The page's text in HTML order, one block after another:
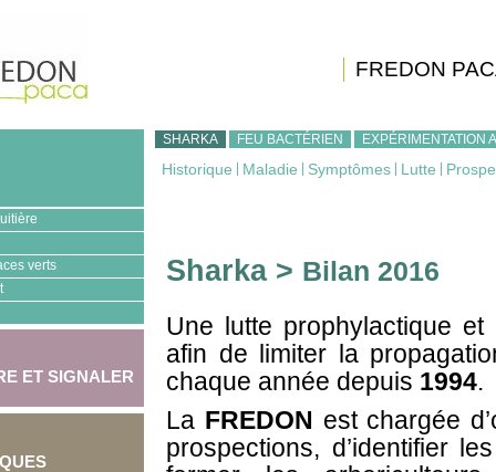
FREDON
verts
ET SIGNALER
SHARKA FEU BACTÉRIEN EXPÉRIMENTATION
Historique Maladie Symptômes Lutte
Sharka > Bilan 2016
Une lutte prophylactique
afin de limiter la
chaque année depuis 1994.
La FREDON est chargée
prospections, d’identifier